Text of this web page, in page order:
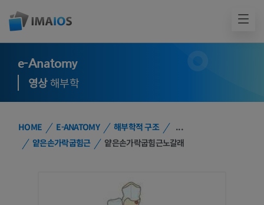
e-Anatomy
영상해부학
HOME E-ANATOMY 해부학적 구조
...
얕은손가락굽힘근
얕은손가락굽힘근노갈래